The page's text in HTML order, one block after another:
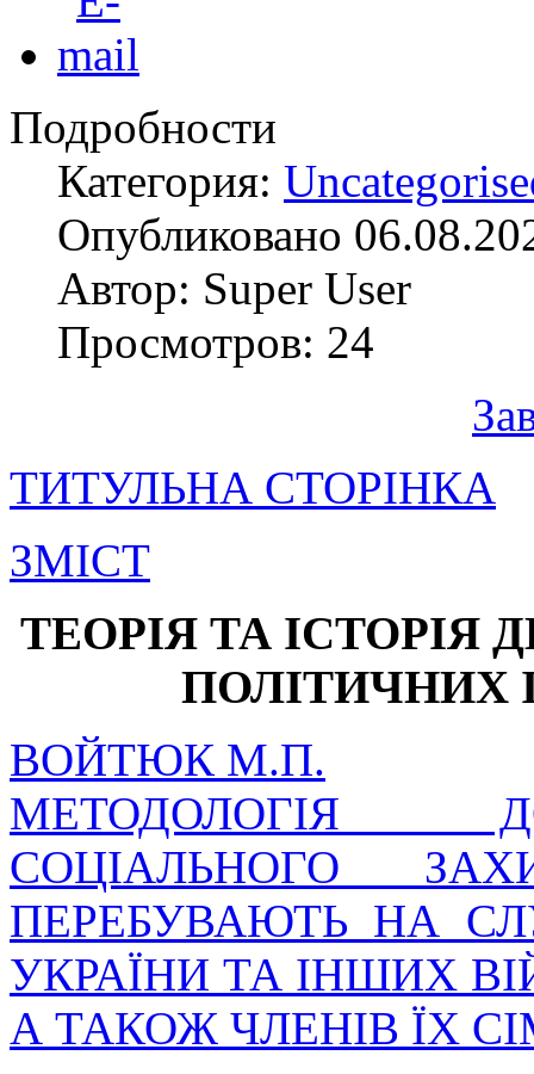
Подробности
Категория:
Опубликовано
Автор: Super User
Просмотров: 24
ТИТУЛЬНА СТОРІНКА
ЗМІСТ
ТЕОРІЯ ТА ІСТОРІЯ
ПОЛІТИЧНИХ
ВОЙТЮК М.П.
МЕТОДОЛОГІЯ
СОЦІАЛЬНОГО
ПЕРЕБУВАЮТЬ НА
УКРАЇНИ ТА ІНШИХ
А ТАКОЖ ЧЛЕНІВ ЇХ